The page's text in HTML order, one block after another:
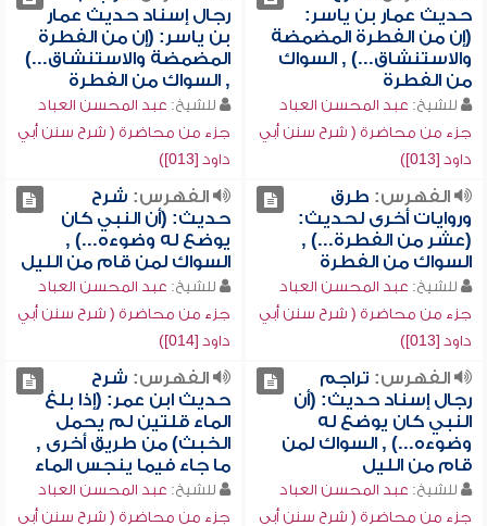
حديث عمار بن ياسر:
(إن من الفطرة المضمضة
والاستنشاق...) , السواك
من الفطرة
للشيخ: عبد المحسن العباد
جزء من محاضرة ( شرح سنن أبي
داود [013])
رجال إسناد حديث عمار
بن ياسر: (إن من الفطرة
المضمضة والاستنشاق...)
, السواك من الفطرة
للشيخ: عبد المحسن العباد
جزء من محاضرة ( شرح سنن أبي
داود [013])
الفهرس: طرق
وروايات أخرى لحديث:
(عشر من الفطرة...) ,
السواك من الفطرة
للشيخ: عبد المحسن العباد
جزء من محاضرة ( شرح سنن أبي
داود [013])
الفهرس: شرح
حديث: (أن النبي كان
يوضع له وضوءه...) ,
السواك لمن قام من الليل
للشيخ: عبد المحسن العباد
جزء من محاضرة ( شرح سنن أبي
داود [014])
الفهرس: تراجم
رجال إسناد حديث: (أن
النبي كان يوضع له
وضوءه...) , السواك لمن
قام من الليل
للشيخ: عبد المحسن العباد
جزء من محاضرة ( شرح سنن أبي
الفهرس: شرح
حديث ابن عمر: (إذا بلغ
الماء قلتين لم يحمل
الخبث) من طريق أخرى ,
ما جاء فيما ينجس الماء
للشيخ: عبد المحسن العباد
جزء من محاضرة ( شرح سنن أبي